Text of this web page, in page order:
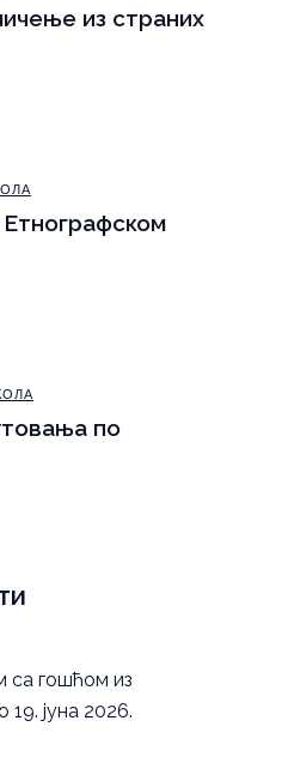
из страних
по
са гошћом из
19. јуна 2026.